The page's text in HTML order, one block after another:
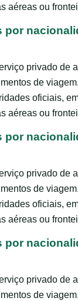
aéreas ou
por
privado de
de
oficiais,
aéreas ou
por
privado de
de
oficiais,
aéreas ou
por
privado de
de